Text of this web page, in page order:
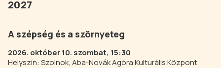
2027
A szépség és a szörnyeteg
2026. október 10. szombat, 15:30
Helyszín: Szolnok, Aba-Novák Agóra Kulturális Központ